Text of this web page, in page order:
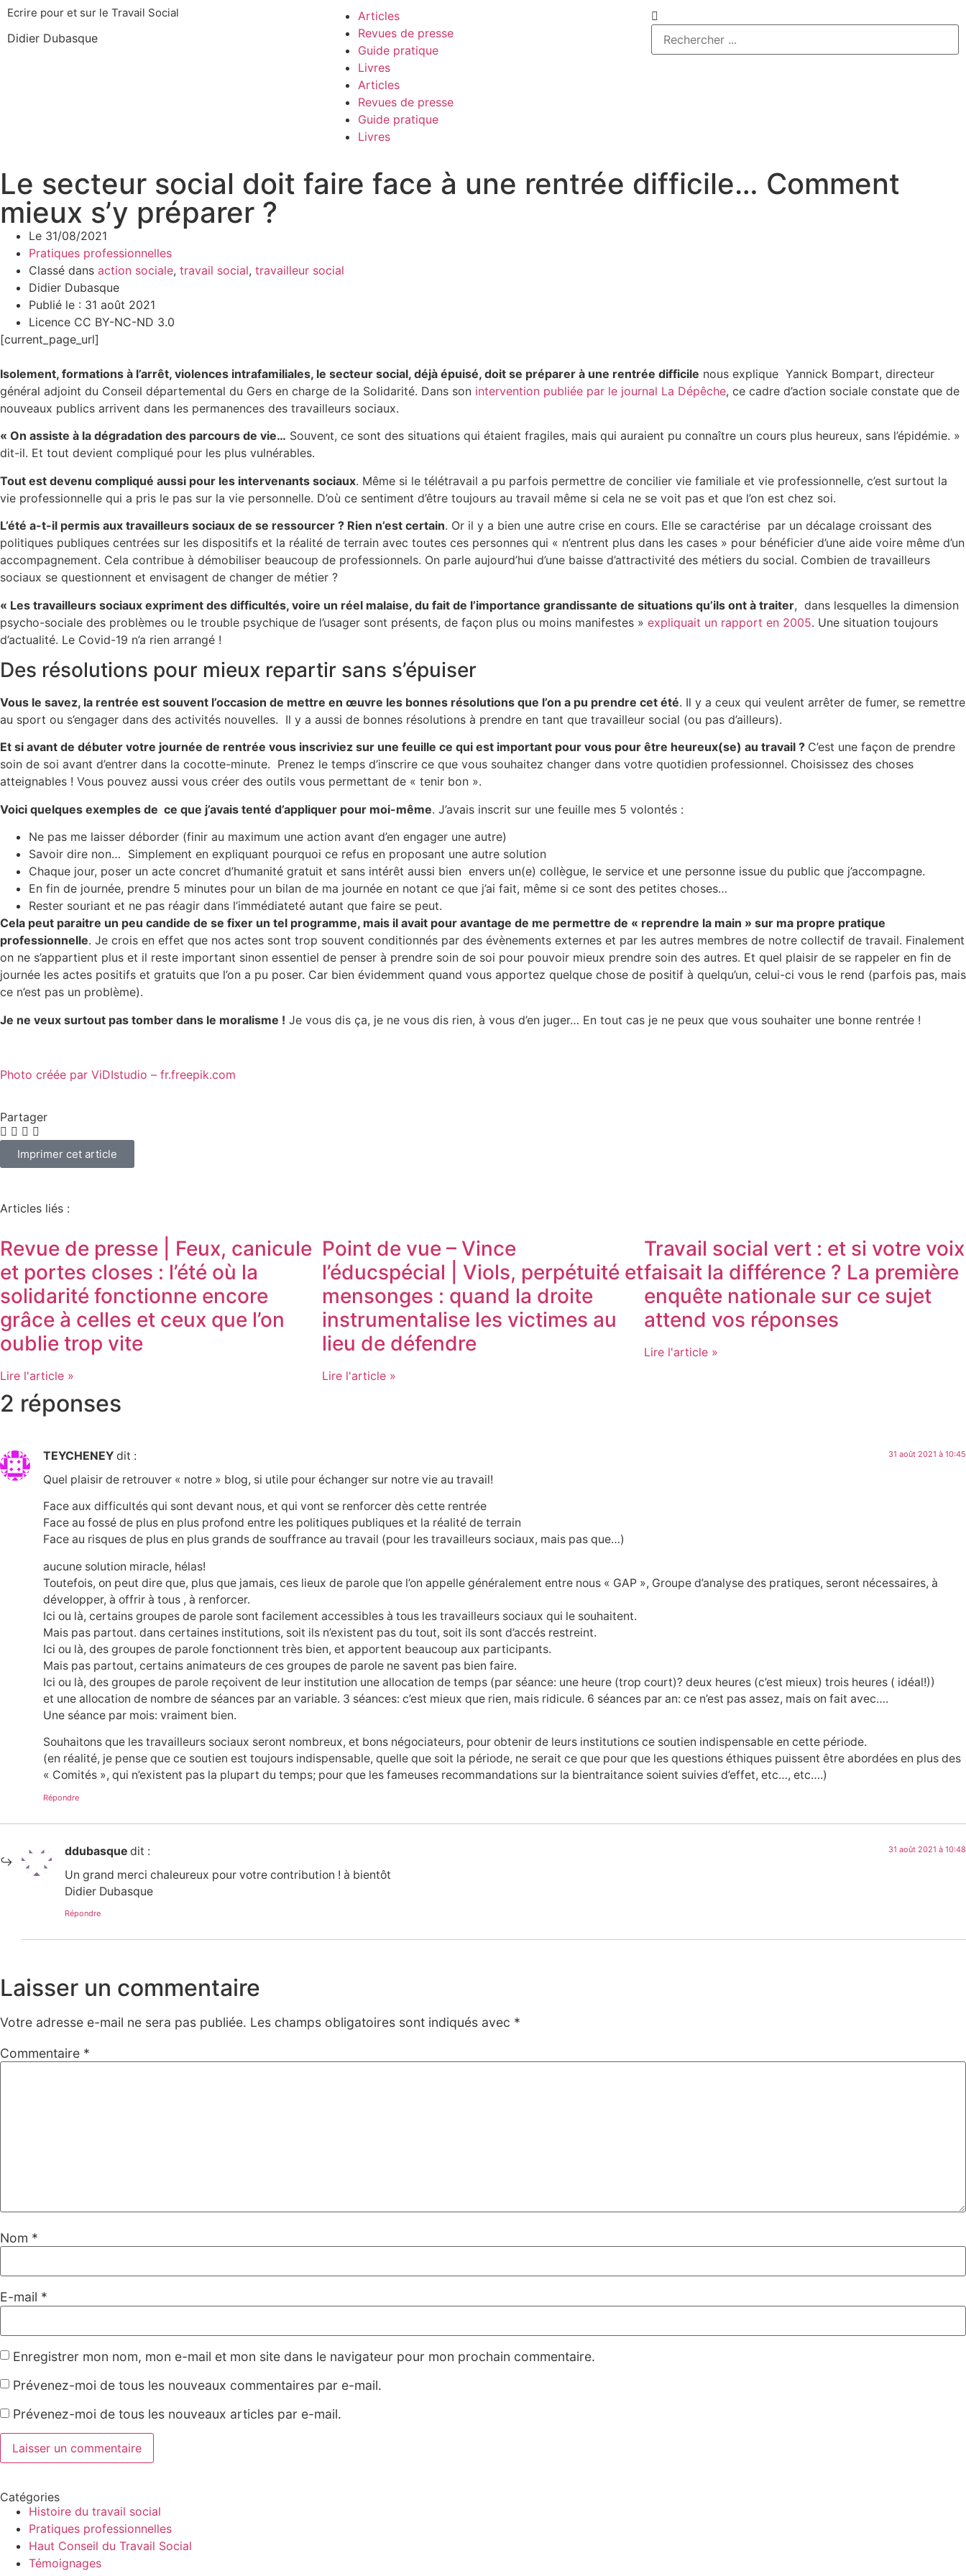
Ecrire pour et sur le Travail Social
Didier Dubasque
Articles
Revues de presse
Guide pratique
Livres
Articles
Revues de presse
Guide pratique
Livres
Le secteur social doit faire face à une rentrée difficile… Comment
mieux s’y préparer ?
Le 31/08/2021
Pratiques professionnelles
Classé dans action sociale, travail social, travailleur social
Didier Dubasque
Publié le : 31 août 2021
Licence CC BY-NC-ND 3.0
[current_page_url]
Isolement, formations à l’arrêt, violences intrafamiliales, le secteur social, déjà épuisé, doit se préparer à une rentrée difficile nous explique Yannick Bompart, directeur
général adjoint du Conseil départemental du Gers en charge de la Solidarité. Dans son intervention publiée par le journal La Dépêche, ce cadre d’action sociale constate que de
nouveaux publics arrivent dans les permanences des travailleurs sociaux.
« On assiste à la dégradation des parcours de vie… Souvent, ce sont des situations qui étaient fragiles, mais qui auraient pu connaître un cours plus heureux, sans l’épidémie. »
dit-il. Et tout devient compliqué pour les plus vulnérables.
Tout est devenu compliqué aussi pour les intervenants sociaux. Même si le télétravail a pu parfois permettre de concilier vie familiale et vie professionnelle, c’est surtout la
vie professionnelle qui a pris le pas sur la vie personnelle. D’où ce sentiment d’être toujours au travail même si cela ne se voit pas et que l’on est chez soi.
L’été a-t-il permis aux travailleurs sociaux de se ressourcer ? Rien n’est certain. Or il y a bien une autre crise en cours. Elle se caractérise par un décalage croissant des
politiques publiques centrées sur les dispositifs et la réalité de terrain avec toutes ces personnes qui « n’entrent plus dans les cases » pour bénéficier d’une aide voire même d’un
accompagnement. Cela contribue à démobiliser beaucoup de professionnels. On parle aujourd’hui d’une baisse d’attractivité des métiers du social. Combien de travailleurs
sociaux se questionnent et envisagent de changer de métier ?
« Les travailleurs sociaux expriment des difficultés, voire un réel malaise, du fait de l’importance grandissante de situations qu’ils ont à traiter, dans lesquelles la dimension
psycho-sociale des problèmes ou le trouble psychique de l’usager sont présents, de façon plus ou moins manifestes » expliquait un rapport en 2005. Une situation toujours
d’actualité. Le Covid-19 n’a rien arrangé !
Des résolutions pour mieux repartir sans s’épuiser
Vous le savez, la rentrée est souvent l’occasion de mettre en œuvre les bonnes résolutions que l’on a pu prendre cet été. Il y a ceux qui veulent arrêter de fumer, se remettre
au sport ou s’engager dans des activités nouvelles. Il y a aussi de bonnes résolutions à prendre en tant que travailleur social (ou pas d’ailleurs).
Et si avant de débuter votre journée de rentrée vous inscriviez sur une feuille ce qui est important pour vous pour être heureux(se) au travail ? C’est une façon de prendre
soin de soi avant d’entrer dans la cocotte-minute. Prenez le temps d’inscrire ce que vous souhaitez changer dans votre quotidien professionnel. Choisissez des choses
atteignables ! Vous pouvez aussi vous créer des outils vous permettant de « tenir bon ».
Voici quelques exemples de ce que j’avais tenté d’appliquer pour moi-même. J’avais inscrit sur une feuille mes 5 volontés :
Ne pas me laisser déborder (finir au maximum une action avant d’en engager une autre)
Savoir dire non… Simplement en expliquant pourquoi ce refus en proposant une autre solution
Chaque jour, poser un acte concret d’humanité gratuit et sans intérêt aussi bien envers un(e) collègue, le service et une personne issue du public que j’accompagne.
En fin de journée, prendre 5 minutes pour un bilan de ma journée en notant ce que j’ai fait, même si ce sont des petites choses…
Rester souriant et ne pas réagir dans l’immédiateté autant que faire se peut.
Cela peut paraitre un peu candide de se fixer un tel programme, mais il avait pour avantage de me permettre de « reprendre la main » sur ma propre pratique
professionnelle. Je crois en effet que nos actes sont trop souvent conditionnés par des évènements externes et par les autres membres de notre collectif de travail. Finalement
on ne s’appartient plus et il reste important sinon essentiel de penser à prendre soin de soi pour pouvoir mieux prendre soin des autres. Et quel plaisir de se rappeler en fin de
journée les actes positifs et gratuits que l’on a pu poser. Car bien évidemment quand vous apportez quelque chose de positif à quelqu’un, celui-ci vous le rend (parfois pas, mais
ce n’est pas un problème).
Je ne veux surtout pas tomber dans le moralisme ! Je vous dis ça, je ne vous dis rien, à vous d’en juger… En tout cas je ne peux que vous souhaiter une bonne rentrée !
Photo créée par ViDIstudio – fr.freepik.com
Partager
Imprimer cet article
Articles liés :
Revue de presse | Feux, canicule
et portes closes : l’été où la
solidarité fonctionne encore
grâce à celles et ceux que l’on
oublie trop vite
Lire l'article »
Point de vue – Vince
l’éducspécial | Viols, perpétuité et
mensonges : quand la droite
instrumentalise les victimes au
lieu de défendre
Lire l'article »
Travail social vert : et si votre voix
faisait la différence ? La première
enquête nationale sur ce sujet
attend vos réponses
Lire l'article »
2 réponses
TEYCHENEY dit : 31 août 2021 à 10:45
Quel plaisir de retrouver « notre » blog, si utile pour échanger sur notre vie au travail!
Face aux difficultés qui sont devant nous, et qui vont se renforcer dès cette rentrée
Face au fossé de plus en plus profond entre les politiques publiques et la réalité de terrain
Face au risques de plus en plus grands de souffrance au travail (pour les travailleurs sociaux, mais pas que…)
aucune solution miracle, hélas!
Toutefois, on peut dire que, plus que jamais, ces lieux de parole que l’on appelle généralement entre nous « GAP », Groupe d’analyse des pratiques, seront nécessaires, à
développer, à offrir à tous , à renforcer.
Ici ou là, certains groupes de parole sont facilement accessibles à tous les travailleurs sociaux qui le souhaitent.
Mais pas partout. dans certaines institutions, soit ils n’existent pas du tout, soit ils sont d’accés restreint.
Ici ou là, des groupes de parole fonctionnent très bien, et apportent beaucoup aux participants.
Mais pas partout, certains animateurs de ces groupes de parole ne savent pas bien faire.
Ici ou là, des groupes de parole reçoivent de leur institution une allocation de temps (par séance: une heure (trop court)? deux heures (c’est mieux) trois heures ( idéal!))
et une allocation de nombre de séances par an variable. 3 séances: c’est mieux que rien, mais ridicule. 6 séances par an: ce n’est pas assez, mais on fait avec….
Une séance par mois: vraiment bien.
Souhaitons que les travailleurs sociaux seront nombreux, et bons négociateurs, pour obtenir de leurs institutions ce soutien indispensable en cette période.
(en réalité, je pense que ce soutien est toujours indispensable, quelle que soit la période, ne serait ce que pour que les questions éthiques puissent être abordées en plus des
« Comités », qui n’existent pas la plupart du temps; pour que les fameuses recommandations sur la bientraitance soient suivies d’effet, etc…, etc….)
Répondre
ddubasque dit : 31 août 2021 à 10:48
Un grand merci chaleureux pour votre contribution ! à bientôt
Didier Dubasque
Répondre
Laisser un commentaire
Votre adresse e-mail ne sera pas publiée. Les champs obligatoires sont indiqués avec *
Commentaire *
Nom *
E-mail *
Enregistrer mon nom, mon e-mail et mon site dans le navigateur pour mon prochain commentaire.
Prévenez-moi de tous les nouveaux commentaires par e-mail.
Prévenez-moi de tous les nouveaux articles par e-mail.
Catégories
Histoire du travail social
Pratiques professionnelles
Haut Conseil du Travail Social
Témoignages